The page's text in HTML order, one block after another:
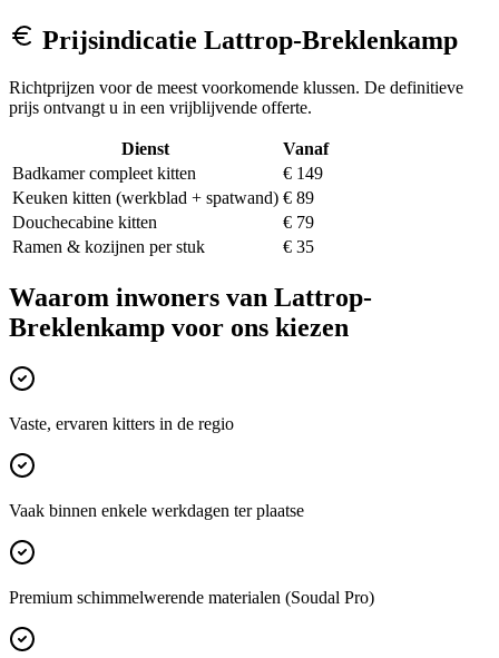
Prijsindicatie Lattrop-Breklenkamp
Richtprijzen voor de meest voorkomende klussen. De definitieve
prijs ontvangt u in een vrijblijvende offerte.
Dienst
Vanaf
Badkamer compleet kitten
€ 149
Keuken kitten (werkblad + spatwand) € 89
Douchecabine kitten
€ 79
Ramen & kozijnen per stuk
€ 35
Waarom inwoners van Lattrop-
Breklenkamp voor ons kiezen
Vaste, ervaren kitters in de regio
Vaak binnen enkele werkdagen ter plaatse
Premium schimmelwerende materialen (Soudal Pro)